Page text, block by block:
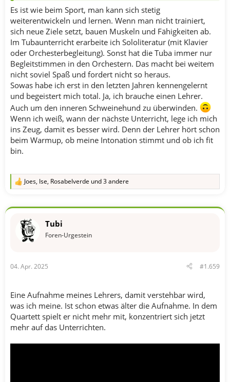
Es ist wie beim Sport, man kann sich stetig
weiterentwickeln und lernen. Wenn man nicht trainiert,
sich neue Ziele setzt, bauen Muskeln und Fähigkeiten ab.
Im Tubaunterricht erarbeite ich Sololiteratur (mit Klavier
oder Orchesterbegleitung). Sonst hat die Tuba immer nur
Begleitstimmen in den Orchestern. Das macht bei weitem
nicht soviel Spaß und fordert nicht so heraus.
Sowas habe ich erst in den letzten Jahren kennengelernt
und begeistert mich total. Ja, ich brauche einen Lehrer.
Auch um den inneren Schweinehund zu überwinden.
Wenn ich weiß, wann der nächste Unterricht, lege ich mich
ins Zeug, damit es besser wird. Denn der Lehrer hört schon
beim Warmup, ob meine Intonation stimmt und ob ich fit
bin.
R
k
:
Joes, Ise, Rosabelverde und 3 andere
Tubi
Foren-Urgestein
04. Apr. 2025 #1.659
Eine Aufnahme meines Lehrers, damit verstehbar wird,
was ich meine. Ist schon etwas älter die Aufnahme. In dem
Quartett spielt er nicht mehr mit, konzentriert sich jetzt
mehr auf das Unterrichten.